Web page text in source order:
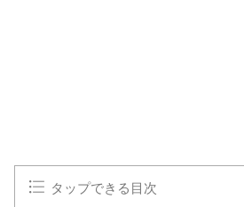
タップできる目次